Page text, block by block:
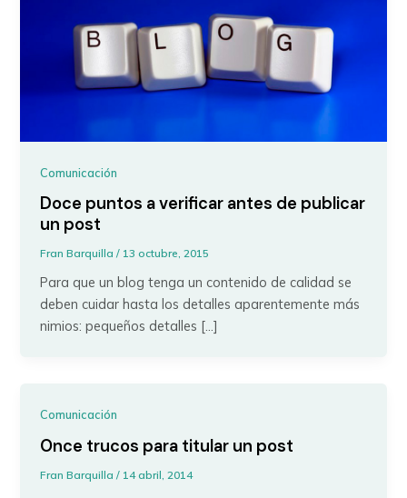
Comunicación
Doce puntos a verificar antes de publicar
un post
Fran Barquilla/ 13 octubre, 2015
Para que un blog tenga un contenido de calidad se
deben cuidar hasta los detalles aparentemente más
nimios: pequeños detalles […]
Comunicación
Once trucos para titular un post
Fran Barquilla/ 14 abril, 2014